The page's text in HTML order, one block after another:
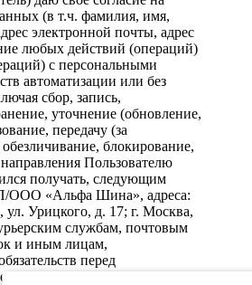
(в т.ч. фамилия, имя,
электронной почты, адрес
любых действий (операций)
с персональными
автоматизации или без
сбор, запись,
уточнение (обновление,
передачу (за
блокирование,
Пользователю
получать, следующим
ООО «Альфа Шина», адреса:
Урицкого, д. 17; г. Москва,
службам, почтовым
и иным лицам,
перед
на передачу в